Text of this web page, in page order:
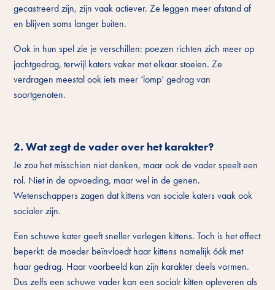
gecastreerd zijn, zijn vaak actiever. Ze leggen meer afstand af
en blijven soms langer buiten.
Ook in hun spel zie je verschillen: poezen richten zich meer op
jachtgedrag, terwijl katers vaker met elkaar stoeien. Ze
verdragen meestal ook iets meer ‘lomp’ gedrag van
soortgenoten.
2. Wat zegt de vader over het karakter?
Je zou het misschien niet denken, maar ook de vader speelt een
rol. Niet in de opvoeding, maar wel in de genen.
Wetenschappers zagen dat kittens van sociale katers vaak ook
socialer zijn.
Een schuwe kater geeft sneller verlegen kittens. Toch is het effect
beperkt: de moeder beïnvloedt haar kittens namelijk óók met
haar gedrag. Haar voorbeeld kan zijn karakter deels vormen.
Dus zelfs een schuwe vader kan een socialr kitten opleveren als